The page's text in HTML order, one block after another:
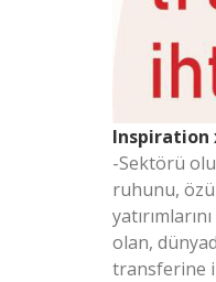
Inspiration
-Sektörü
ruhunu,
olan,
transferine